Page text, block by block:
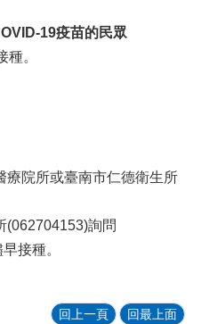
19疫苗的民眾
。
療院所或臺南市仁德衛生所
(062704153)詢問
接種。
回上一頁 回最上面